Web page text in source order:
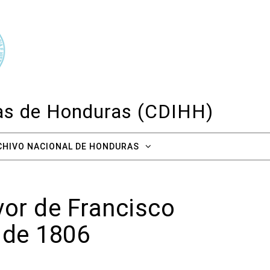
de Honduras (CDIHH)
NACIONAL DE HONDURAS
de Francisco
1806